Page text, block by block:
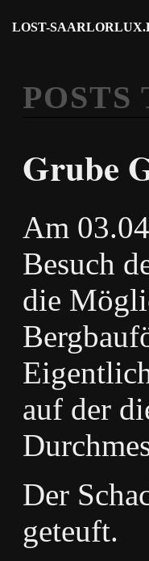
LOST-
POSTS
Grube
Am
Besuch
die
auf der
Der
geteuft.